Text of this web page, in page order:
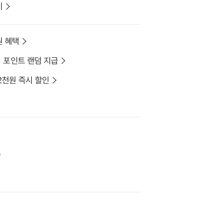
혜택
인트 랜덤 지급
원 즉시 할인